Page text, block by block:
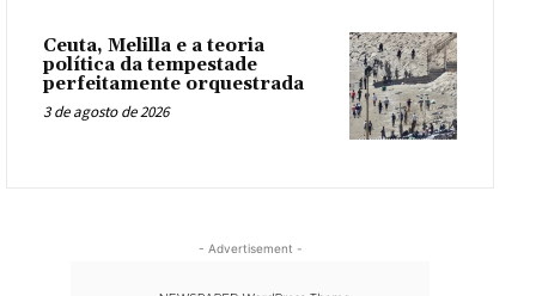
Ceuta, Melilla e a teoria
política da tempestade
perfeitamente orquestrada
3 de agosto de 2026
- Advertisement -